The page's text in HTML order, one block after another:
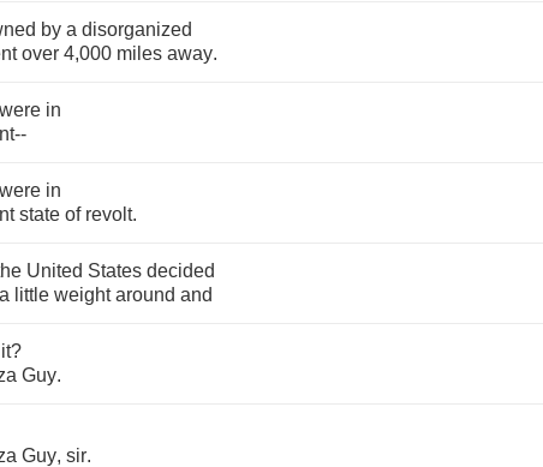
by a disorganized
over 4,000 miles away.
were in
--
were in
state of revolt.
United States decided
a little weight around and
it?
Guy.
Guy, sir.